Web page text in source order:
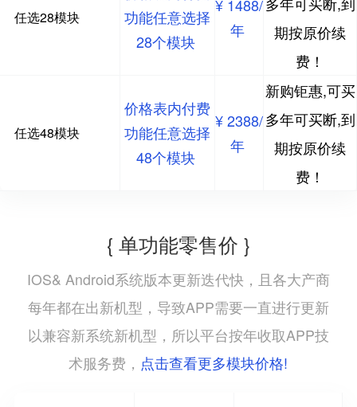
任选28模块
功能任意选择
28个模块
¥ 1488/
年
期按原价续
费！
任选48模块
价格表内付费
功能任意选择
48个模块
¥ 2388/
年
新购钜惠,可买
多年可买断,到
期按原价续
费！
{ 单功能零售价 }
IOS& Android系统版本更新迭代快，且各大产商
每年都在出新机型，导致APP需要一直进行更新
以兼容新系统新机型，所以平台按年收取APP技
术服务费， 点击查看更多模块价格!